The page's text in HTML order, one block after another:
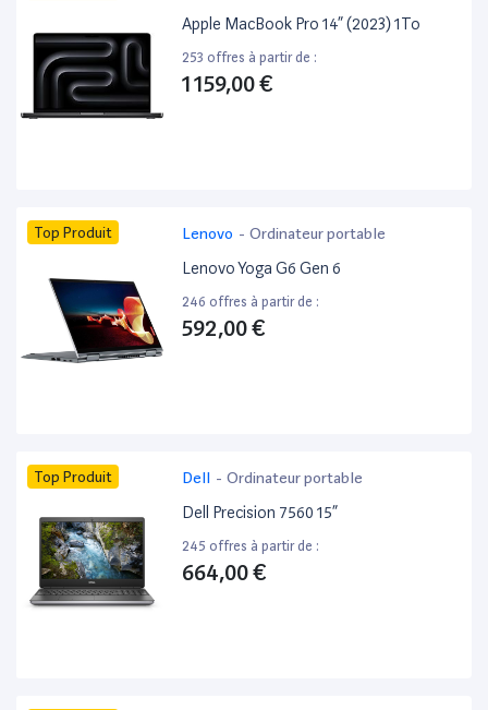
Apple MacBook Pro 14” (2023) 1To
253 offres à partir de :
1 159,00 €
Top Produit Lenovo - Ordinateur portable
Lenovo Yoga G6 Gen 6
246 offres à partir de :
592,00 €
Top Produit Dell - Ordinateur portable
Dell Precision 7560 15”
245 offres à partir de :
664,00 €